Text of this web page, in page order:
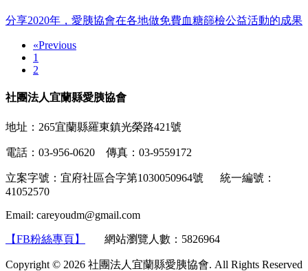
分享2020年，愛胰協會在各地做免費血糖篩檢公益活動的成果
«Previous
1
2
社團法人宜蘭縣愛胰協會
地址：265宜蘭縣羅東鎮光榮路421號
電話：03-956-0620 傳真：03-9559172
立案字號：宜府社區合字第1030050964號 統一編號：
41052570
Email: careyoudm@gmail.com
【FB粉絲專頁】 網站瀏覽人數：5826964
Copyright © 2026 社團法人宜蘭縣愛胰協會. All Rights Reserved